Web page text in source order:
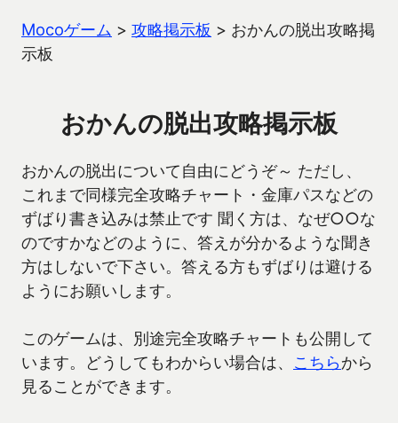
Mocoゲーム > 攻略掲示板 > おかんの脱出攻略掲
示板
おかんの脱出攻略掲示板
おかんの脱出について自由にどうぞ～ ただし、
これまで同様完全攻略チャート・金庫パスなどの
ずばり書き込みは禁止です 聞く方は、なぜ○○な
のですかなどのように、答えが分かるような聞き
方はしないで下さい。答える方もずばりは避ける
ようにお願いします。
このゲームは、別途完全攻略チャートも公開して
います。どうしてもわからい場合は、 こちらから
見ることができます。